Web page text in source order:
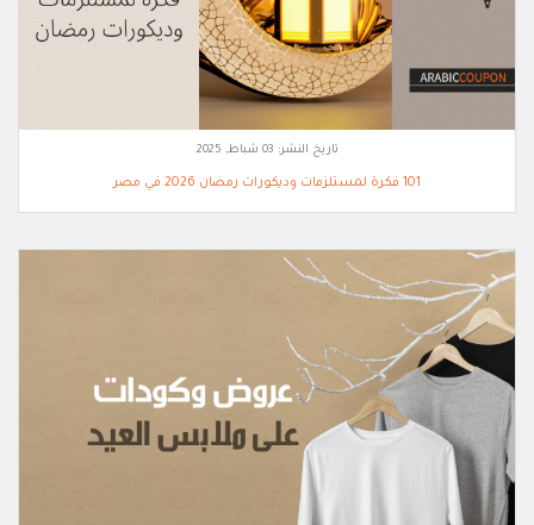
تاريخ النشر: 03 شباط, 2025
101 فكرة لمستلزمات وديكورات رمضان 2026 في مصر